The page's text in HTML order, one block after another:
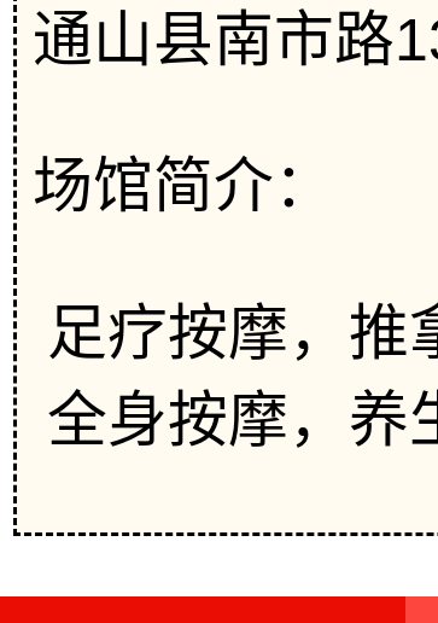
通山县南市路
场馆简介：
足疗按摩，推
全身按摩，养